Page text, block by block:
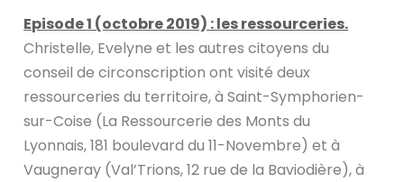
Episode 1 (octobre 2019) : les ressourceries.
Christelle, Evelyne et les autres citoyens du
conseil de circonscription ont visité deux
ressourceries du territoire, à Saint-Symphorien-
sur-Coise (La Ressourcerie des Monts du
Lyonnais, 181 boulevard du 11-Novembre) et à
Vaugneray (Val’Trions, 12 rue de la Baviodière), à